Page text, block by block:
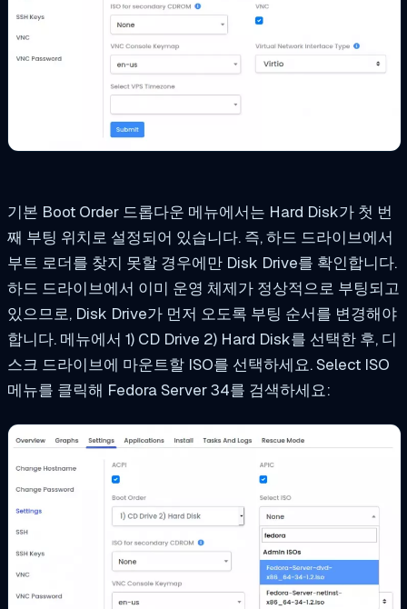
기본 Boot Order 드롭다운 메뉴에서는 Hard Disk가 첫 번
째 부팅 위치로 설정되어 있습니다. 즉, 하드 드라이브에서
부트 로더를 찾지 못할 경우에만 Disk Drive를 확인합니다.
하드 드라이브에서 이미 운영 체제가 정상적으로 부팅되고
있으므로, Disk Drive가 먼저 오도록 부팅 순서를 변경해야
합니다. 메뉴에서 1) CD Drive 2) Hard Disk를 선택한 후, 디
스크 드라이브에 마운트할 ISO를 선택하세요. Select ISO
메뉴를 클릭해 Fedora Server 34를 검색하세요: